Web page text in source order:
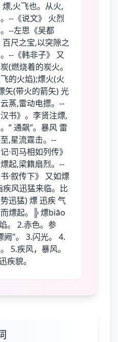
熛,火飞也。从火,
--《说文》 火烈
--左思《吴都
百尺之宝,以突隙之
--《韩非子》 又
(燃烧着的炭火。
的火焰);熛火(火
矢(带火的箭矢) 光
蒸,雷动电摽。--
汉书》。李贤注熛,
” 通飙”。暴风 雷
,星流霆击。--
记·司马相如列传》
起,梁籍扇烈。--
书·叙传下》 又如熛
疾风迅猛来临。比
迅猛) 熛 迅疾 气
熛起。╠ 熛biāo
。 2.赤色。参
阙"。 3.闪光。 4.
5.疾风，暴风。
疾貌。